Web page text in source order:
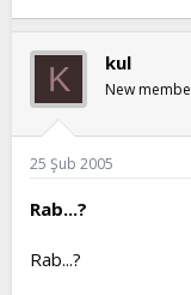
K kul
New
25 Şub 2005
Rab...?
Rab...?